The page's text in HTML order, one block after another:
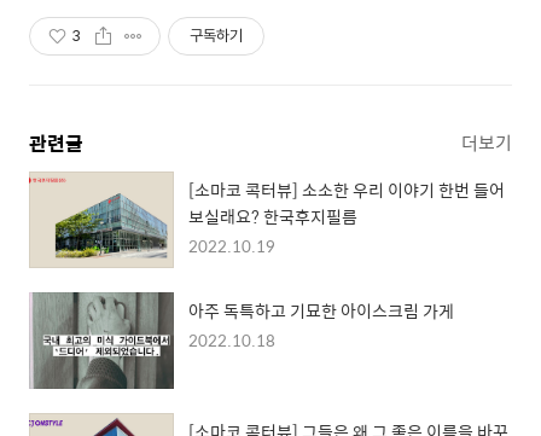
3 구독하기
관련글 더보기
[소마코 콕터뷰] 소소한 우리 이야기 한번 들어
보실래요? 한국후지필름
2022.10.19
아주 독특하고 기묘한 아이스크림 가게
2022.10.18